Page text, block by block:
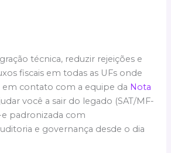
técnica, reduzir rejeições e
fiscais em todas as UFs onde
em contato com a equipe da Nota
você a sair do legado (SAT/MF-
e padronizada com
e governança desde o dia